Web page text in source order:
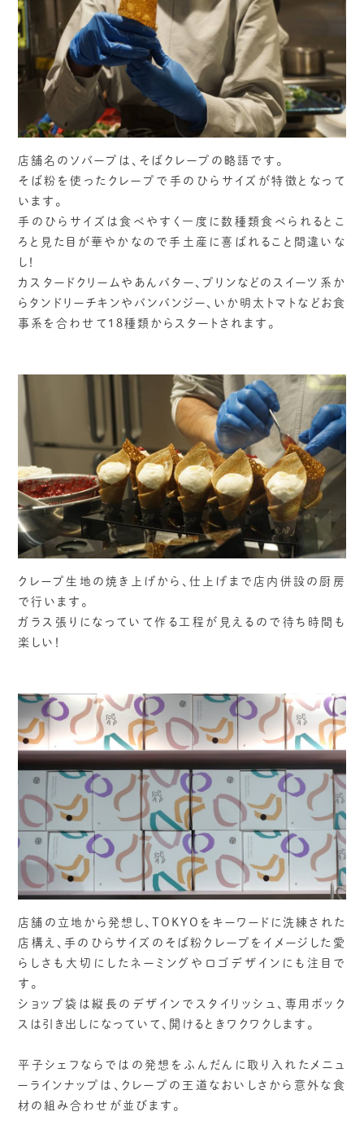
店舗名のソバープは、そばクレープの略語です。
そば粉を使ったクレープで手のひらサイズが特徴となって
います。
手のひらサイズは食べやすく一度に数種類食べられるとこ
ろと見た目が華やかなので手土産に喜ばれること間違いな
し！
カスタードクリームやあんバター、プリンなどのスイーツ系か
らタンドリーチキンやバンバンジー、いか明太トマトなどお食
事系を合わせて１８種類からスタートされます。
クレープ生地の焼き上げから、仕上げまで店内併設の厨房
で行います。
ガラス張りになっていて作る工程が見えるので待ち時間も
楽しい！
店舗の立地から発想し、TOKYOをキーワードに洗練された
店構え、手のひらサイズのそば粉クレープをイメージした愛
らしさも大切にしたネーミングやロゴデザインにも注目で
す。
ショップ袋は縦長のデザインでスタイリッシュ、専用ボック
スは引き出しになっていて、開けるときワクワクします。
平子シェフならではの発想をふんだんに取り入れたメニュ
ーラインナップは、クレープの王道なおいしさから意外な食
材の組み合わせが並びます。